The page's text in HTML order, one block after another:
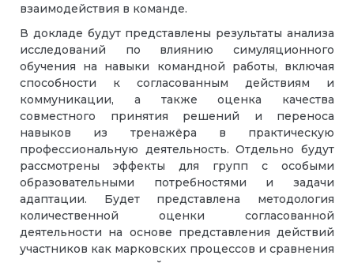
взаимодействия в команде.
В докладе будут представлены результаты анализа
исследований по влиянию симуляционного
обучения на навыки командной работы, включая
способности к согласованным действиям и
коммуникации, а также оценка качества
совместного принятия решений и переноса
навыков из тренажёра в практическую
профессиональную деятельность. Отдельно будут
рассмотрены эффекты для групп с особыми
образовательными потребностями и задачи
адаптации. Будет представлена методология
количественной оценки согласованной
деятельности на основе представления действий
участников как марковских процессов и сравнения